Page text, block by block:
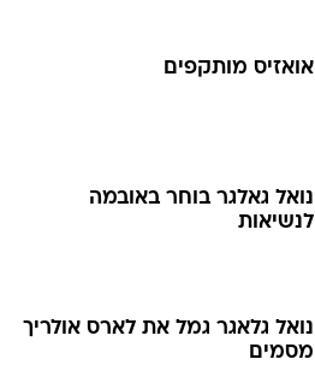
אואזיס מותקפים
נואל גאלגר בוחר באובמה
לנשיאות
נואל גלאגר גמל את לארס אולריך
מסמים